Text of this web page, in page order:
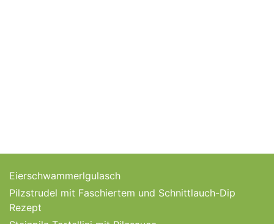
Eierschwammerlgulasch
Pilzstrudel mit Faschiertem und Schnittlauch-Dip
Rezept